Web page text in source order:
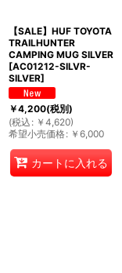
【SALE】HUF TOYOTA
TRAILHUNTER
CAMPING MUG SILVER
[AC01212-SILVR-
SILVER]
￥4,200(税別)
(税込 : ￥ 4,620)
希望小売価格: ￥ 6,000
カートに入れる